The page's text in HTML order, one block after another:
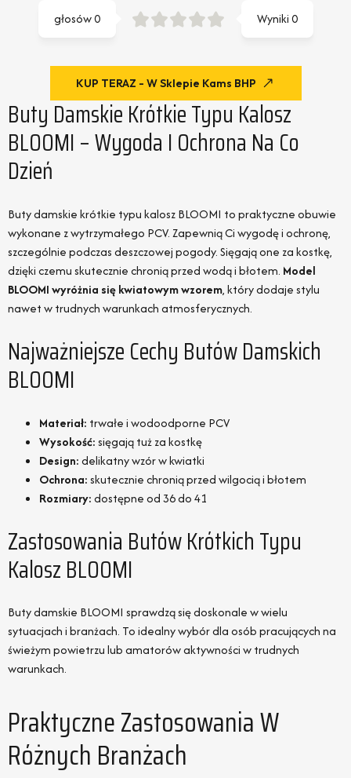
Wyniki0
głosów0
KUP TERAZ - W Sklepie Kams BHP
Buty Damskie Krótkie Typu Kalosz
BLOOMI – Wygoda I Ochrona Na Co
Dzień
Buty damskie krótkie typu kalosz BLOOMI to praktyczne obuwie
wykonane z wytrzymałego PCV. Zapewnią Ci wygodę i ochronę,
szczególnie podczas deszczowej pogody. Sięgają one za kostkę,
dzięki czemu skutecznie chronią przed wodą i błotem. Model
BLOOMI wyróżnia się kwiatowym wzorem, który dodaje stylu
nawet w trudnych warunkach atmosferycznych.
Najważniejsze Cechy Butów Damskich
BLOOMI
Materiał: trwałe i wodoodporne PCV
Wysokość:sięgają tuż za kostkę
Design:delikatny wzór w kwiatki
Ochrona:skutecznie chronią przed wilgocią i błotem
Rozmiary:dostępne od 36 do 41
Zastosowania Butów Krótkich Typu
Kalosz BLOOMI
Buty damskie BLOOMI sprawdzą się doskonale w wielu
sytuacjach i branżach. To idealny wybór dla osób pracujących na
świeżym powietrzu lub amatorów aktywności w trudnych
warunkach.
Praktyczne Zastosowania W
Różnych Branżach